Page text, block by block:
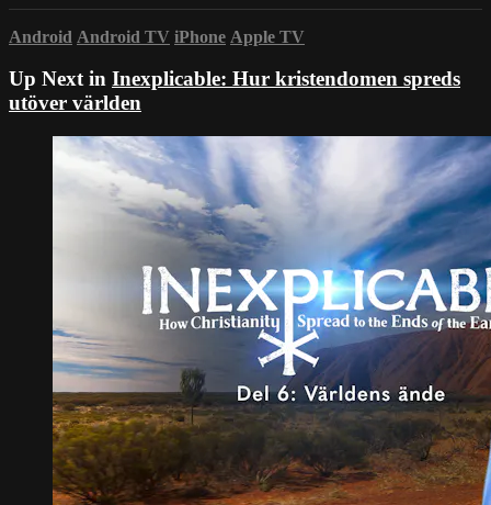
Android Android TV iPhone Apple TV
Up Next in Inexplicable: Hur kristendomen spreds
utöver världen